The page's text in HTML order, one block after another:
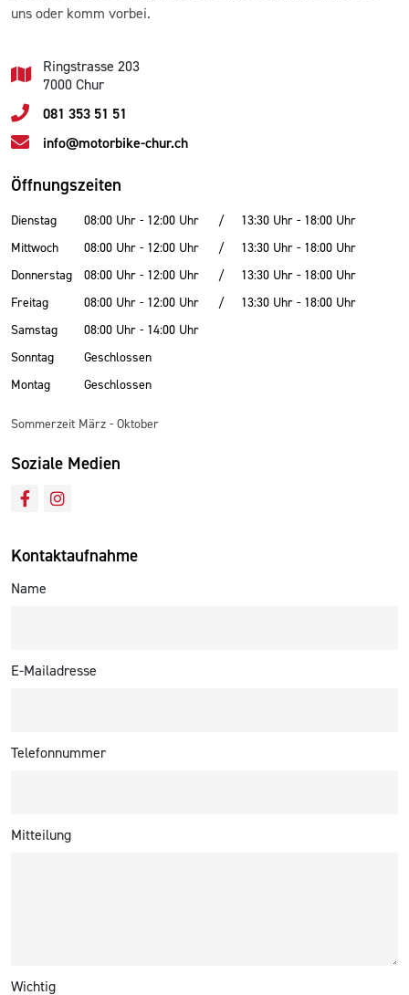
uns oder komm vorbei.
Ringstrasse 203
7000 Chur
081 353 51 51
info@motorbike-chur.ch
Öffnungszeiten
Dienstag 08:00 Uhr - 12:00 Uhr /
13:30 Uhr - 18:00 Uhr
Mittwoch
08:00 Uhr - 12:00 Uhr /
13:30 Uhr - 18:00 Uhr
Donnerstag
08:00 Uhr - 12:00 Uhr /
13:30 Uhr - 18:00 Uhr
Freitag
08:00 Uhr - 12:00 Uhr /
13:30 Uhr - 18:00 Uhr
Samstag
08:00 Uhr - 14:00 Uhr
Sonntag
Geschlossen
Montag
Geschlossen
Sommerzeit März - Oktober
Soziale Medien
Kontaktaufnahme
Name
E-Mailadresse
Telefonnummer
Mitteilung
Wichtig